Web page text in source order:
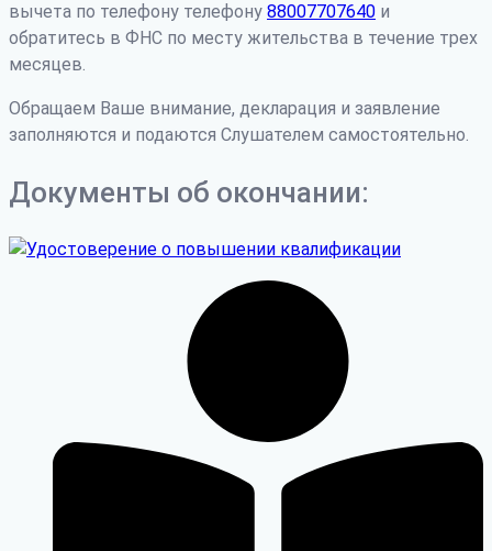
вычета по телефону телефону 88007707640 и
обратитесь в ФНС по месту жительства в течение трех
месяцев.
Обращаем Ваше внимание, декларация и заявление
заполняются и подаются Слушателем самостоятельно.
Документы об окончании: